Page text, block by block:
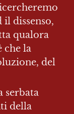
il dissenso,
qualora
che la
del
serbata
della